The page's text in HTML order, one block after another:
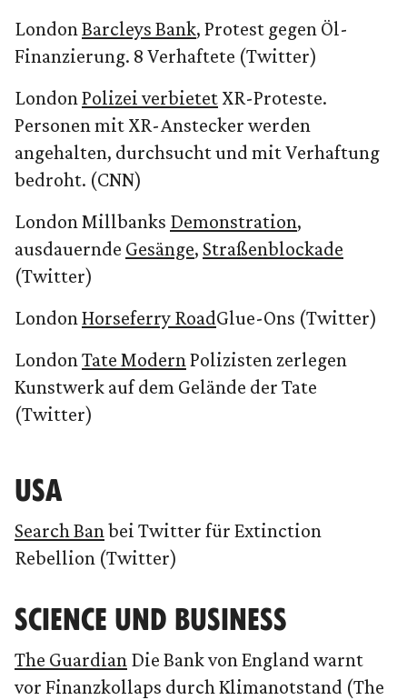
LondonBarcleys Bank, Protest gegen Öl-
Finanzierung. 8 Verhaftete (Twitter)
LondonPolizei verbietet XR-Proteste.
Personen mit XR-Anstecker werden
angehalten, durchsucht und mit Verhaftung
bedroht. (CNN)
London Millbanks Demonstration,
ausdauernde Gesänge, Straßenblockade
(Twitter)
LondonHorseferry RoadGlue-Ons (Twitter)
LondonTate ModernPolizisten zerlegen
Kunstwerk auf dem Gelände der Tate
(Twitter)
USA
Search Banbei Twitter für Extinction
Rebellion (Twitter)
SCIENCE UND BUSINESS
The Guardian Die Bank von England warnt
vor Finanzkollaps durch Klimanotstand (The